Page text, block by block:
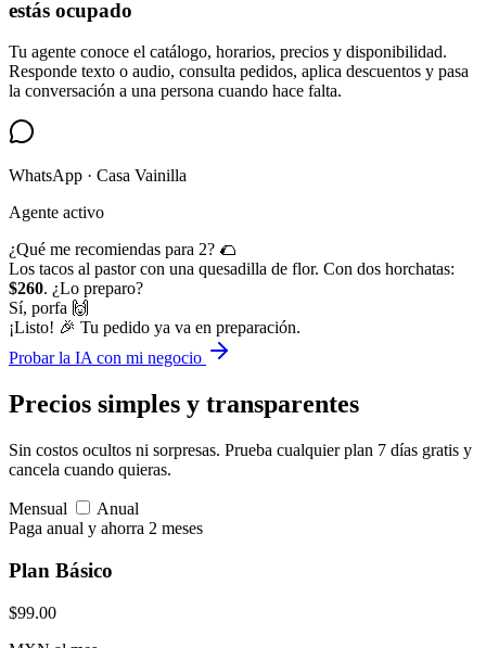
estás ocupado
Tu agente conoce el catálogo, horarios, precios y disponibilidad.
Responde texto o audio, consulta pedidos, aplica descuentos y pasa
la conversación a una persona cuando hace falta.
WhatsApp · Casa Vainilla
Agente activo
¿Qué me recomiendas para 2? 🌮
Los tacos al pastor con una quesadilla de flor. Con dos horchatas:
$260. ¿Lo preparo?
Sí, porfa 🙌
¡Listo! 🎉 Tu pedido ya va en preparación.
Probar la IA con mi negocio
Precios simples y transparentes
Sin costos ocultos ni sorpresas. Prueba cualquier plan 7 días gratis y
cancela cuando quieras.
Mensual
Anual
Paga anual y ahorra 2 meses
Plan Básico
$99.00